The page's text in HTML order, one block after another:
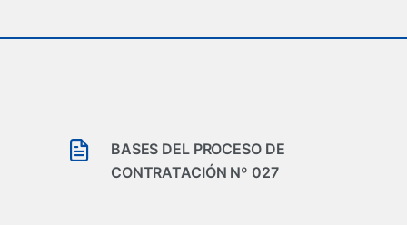
BASES DEL PROCESO DE
CONTRATACIÓN Nº 027